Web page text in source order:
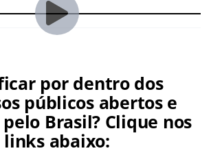
por dentro dos
públicos abertos e
Brasil? Clique nos
links abaixo: